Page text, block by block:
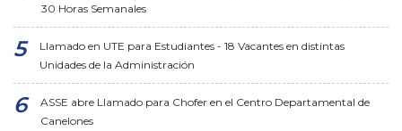
30 Horas Semanales
Llamado en UTE para Estudiantes - 18 Vacantes en distintas
Unidades de la Administración
ASSE abre Llamado para Chofer en el Centro Departamental de
Canelones